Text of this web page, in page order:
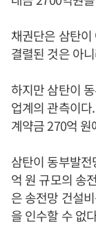
채권단은 삼탄
결렬된 것은 아
하지만 삼탄이
업계의 관측이
계약금 270억
삼탄이 동부발
억 원 규모의 송
은 송전망 건설
을 인수할 수 없